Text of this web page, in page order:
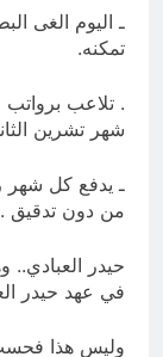
ـ اليوم الغى
تمكنه.
. تلاعب
شهر تشرين الثاني حتى
ـ يدفع كل شهر
من دون تدقيق
حيدر
في عهد حيدر
وليس هذا